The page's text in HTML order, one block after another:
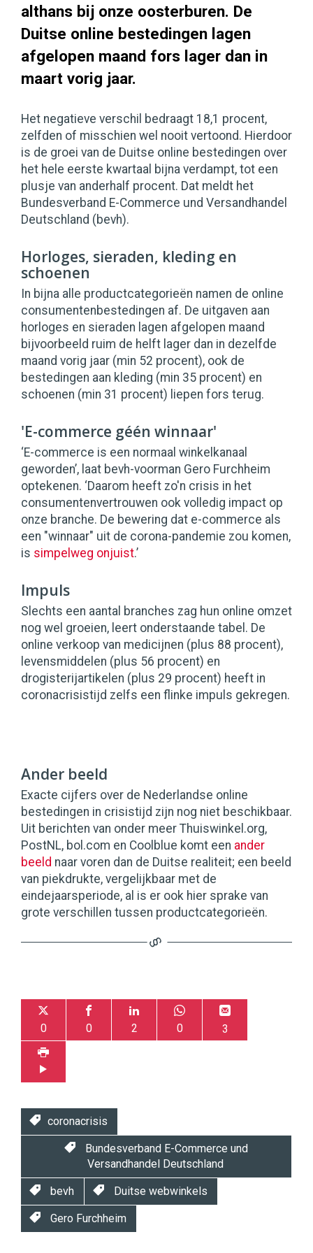
althans bij onze oosterburen. De
Duitse online bestedingen lagen
afgelopen maand fors lager dan in
maart vorig jaar.
Het negatieve verschil bedraagt 18,1 procent,
zelfden of misschien wel nooit vertoond. Hierdoor
is de groei van de Duitse online bestedingen over
het hele eerste kwartaal bijna verdampt, tot een
plusje van anderhalf procent. Dat meldt het
Bundesverband E-Commerce und Versandhandel
Deutschland (bevh).
Horloges, sieraden, kleding en
schoenen
In bijna alle productcategorieën namen de online
consumentenbestedingen af. De uitgaven aan
horloges en sieraden lagen afgelopen maand
bijvoorbeeld ruim de helft lager dan in dezelfde
maand vorig jaar (min 52 procent), ook de
bestedingen aan kleding (min 35 procent) en
schoenen (min 31 procent) liepen fors terug.
'E-commerce géén winnaar'
‘E-commerce is een normaal winkelkanaal
geworden’, laat bevh-voorman Gero Furchheim
optekenen. ‘Daarom heeft zo'n crisis in het
consumentenvertrouwen ook volledig impact op
onze branche. De bewering dat e-commerce als
een "winnaar" uit de corona-pandemie zou komen,
is simpelweg onjuist.’
Impuls
Slechts een aantal branches zag hun online omzet
nog wel groeien, leert onderstaande tabel. De
online verkoop van medicijnen (plus 88 procent),
levensmiddelen (plus 56 procent) en
drogisterijartikelen (plus 29 procent) heeft in
coronacrisistijd zelfs een flinke impuls gekregen.
Ander beeld
Exacte cijfers over de Nederlandse online
bestedingen in crisistijd zijn nog niet beschikbaar.
Uit berichten van onder meer Thuiswinkel.org,
PostNL, bol.com en Coolblue komt een ander
beeld naar voren dan de Duitse realiteit; een beeld
van piekdrukte, vergelijkbaar met de
eindejaarsperiode, al is er ook hier sprake van
grote verschillen tussen productcategorieën.
0 0 2 0 3
coronacrisis
Bundesverband E-Commerce und
Versandhandel Deutschland
bevh Duitse webwinkels
Gero Furchheim